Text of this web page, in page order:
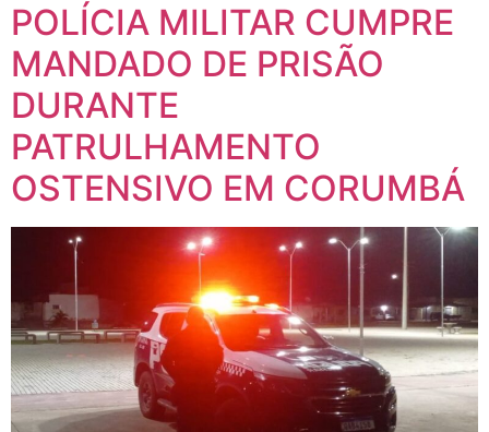
POLÍCIA MILITAR CUMPRE
MANDADO DE PRISÃO
DURANTE
PATRULHAMENTO
OSTENSIVO EM CORUMBÁ